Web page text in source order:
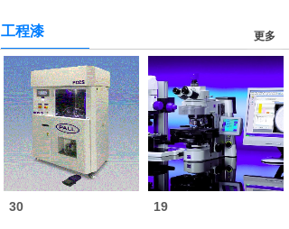
更多
工程漆
30 19